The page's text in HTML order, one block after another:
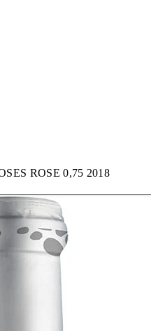
ROSE 0,75 2018